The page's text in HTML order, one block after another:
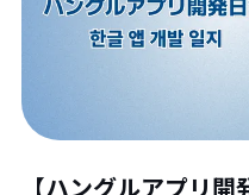
【ハングルアプリ